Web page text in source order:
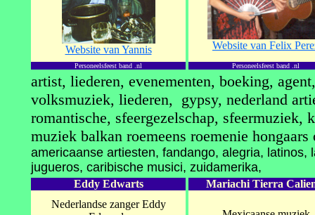
Website van Yannis
Personeelsfeest band .nl
Website van Felix
Personeelsfeest band .nl
artist, liederen, evenementen, boeking,
volksmuziek, liederen, gypsy, nederland
romantische, sfeergezelschap,
muziek balkan roemeens roemenie hongaars
americaanse artiesten, fandango, alegria,
jugueros, caribische musici, zuidamerika,
Eddy Edwarts
Nederlandse zanger Eddy
Mariachi Tierra